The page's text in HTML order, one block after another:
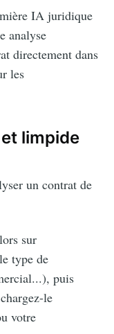
IA juridique
analyse
directement dans
les
limpide
un contrat de
sur
type de
puis
le
votre